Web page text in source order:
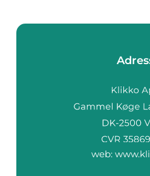
web: